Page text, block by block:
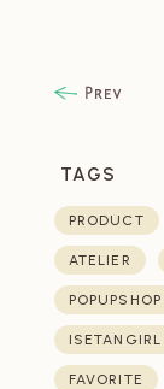
TAGS
PRODUCT
ATELIER
POPUPSHOP
ISETANGIRL
FAVORITE